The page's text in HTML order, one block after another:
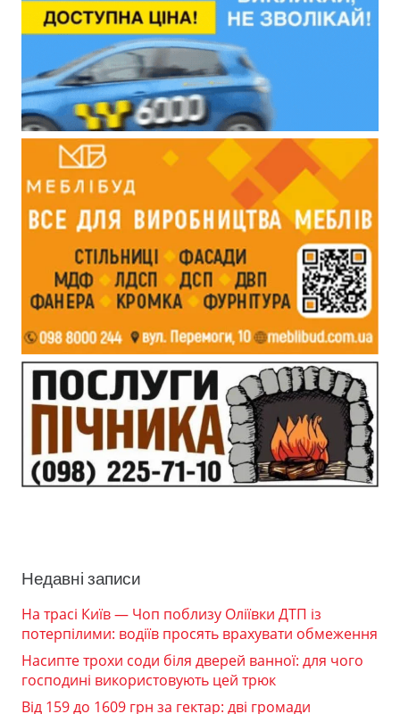
Недавні записи
На трасі Київ — Чоп поблизу Оліївки ДТП із
потерпілими: водіїв просять врахувати обмеження
Насипте трохи соди біля дверей ванної: для чого
господині використовують цей трюк
Від 159 до 1609 грн за гектар: дві громади